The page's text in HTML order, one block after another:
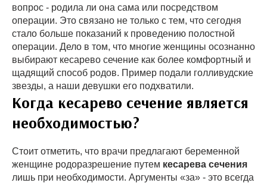
вопрос - родила ли она сама или посредством
операции. Это связано не только с тем, что сегодня
стало больше показаний к проведению полостной
операции. Дело в том, что многие женщины осознанно
выбирают кесарево сечение как более комфортный и
щадящий способ родов. Пример подали голливудские
звезды, а наши девушки его подхватили.
Когда кесарево сечение является
необходимостью?
Стоит отметить, что врачи предлагают беременной
женщине родоразрешение путем кесарева сечения
лишь при необходимости. Аргументы «за» - это всегда